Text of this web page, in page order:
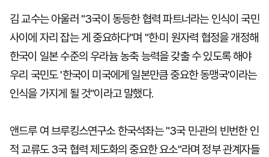
김 교수는 아울러 "3국이 동등한 협력 파트너라는 인식이 국민
사이에 자리 잡는 게 중요하다"며 "한·미 원자력 협정을 개정해
한국이 일본 수준의 우라늄 농축 능력을 갖출 수 있도록 해야
우리 국민도 '한국이 미국에게 일본만큼 중요한 동맹국'이라는
인식을 가지게 될 것"이라고 말했다.
앤드루 여 브루킹스연구소 한국석좌는 "3국 민·관의 빈번한 인
적 교류도 3국 협력 제도화의 중요한 요소"라며 정부 관계자들